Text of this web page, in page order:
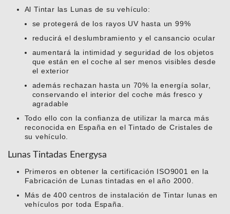
Al Tintar las Lunas de su vehículo:
se protegerá de los rayos UV hasta un 99%
reducirá el deslumbramiento y el cansancio ocular
aumentará la intimidad y seguridad de los objetos
que están en el coche al ser menos visibles desde
el exterior
además rechazan hasta un 70% la energía solar,
conservando el interior del coche más fresco y
agradable
Todo ello con la confianza de utilizar la marca más
reconocida en España en el Tintado de Cristales de
su vehículo.
Lunas Tintadas Energysa
Primeros en obtener la certificación ISO9001 en la
Fabricación de Lunas tintadas en el año 2000.
Más de 400 centros de instalación de Tintar lunas en
vehículos por toda España.